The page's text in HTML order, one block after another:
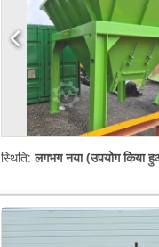
स्थिति:लगभग नया (उपयोग किया